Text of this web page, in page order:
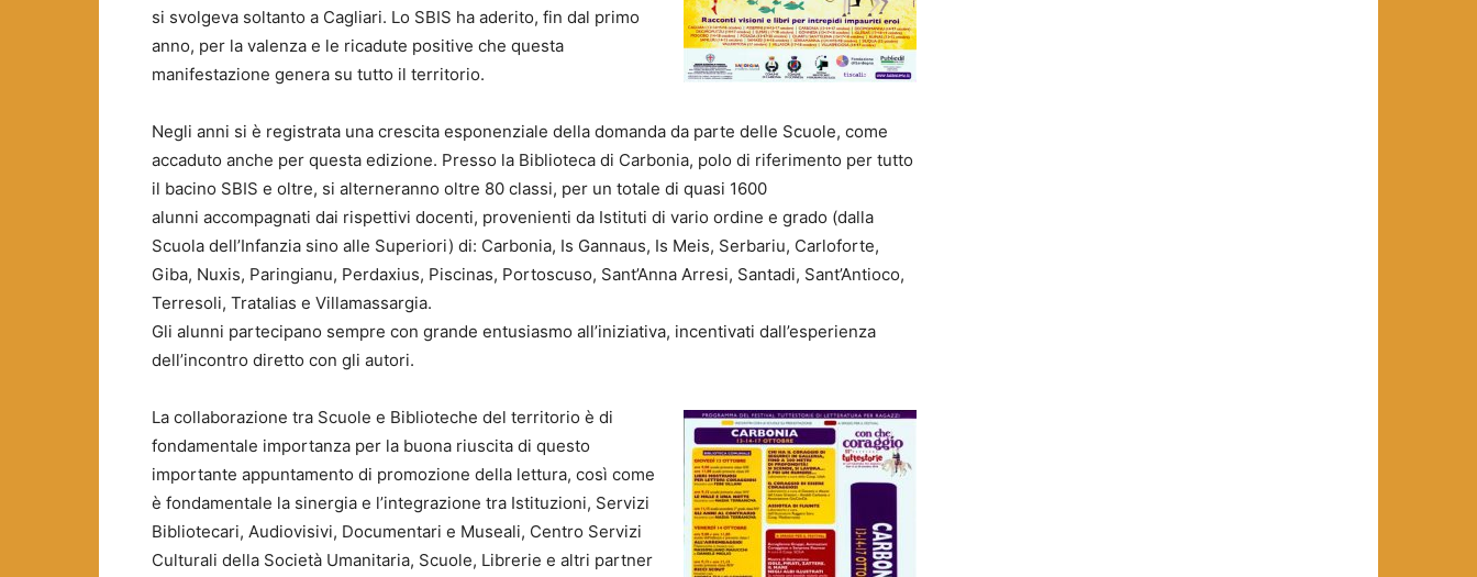
si svolgeva soltanto a Cagliari. Lo SBIS ha aderito, fin dal primo
anno, per la valenza e le ricadute positive che questa
manifestazione genera su tutto il territorio.
Negli anni si è registrata una crescita esponenziale della domanda da parte delle Scuole, come
accaduto anche per questa edizione. Presso la Biblioteca di Carbonia, polo di riferimento per tutto
il bacino SBIS e oltre, si alterneranno oltre 80 classi, per un totale di quasi 1600
alunni accompagnati dai rispettivi docenti, provenienti da Istituti di vario ordine e grado (dalla
Scuola dell’Infanzia sino alle Superiori) di: Carbonia, Is Gannaus, Is Meis, Serbariu, Carloforte,
Giba, Nuxis, Paringianu, Perdaxius, Piscinas, Portoscuso, Sant’Anna Arresi, Santadi, Sant’Antioco,
Terresoli, Tratalias e Villamassargia.
Gli alunni partecipano sempre con grande entusiasmo all’iniziativa, incentivati dall’esperienza
dell’incontro diretto con gli autori.
La collaborazione tra Scuole e Biblioteche del territorio è di
fondamentale importanza per la buona riuscita di questo
importante appuntamento di promozione della lettura, così come
è fondamentale la sinergia e l’integrazione tra Istituzioni, Servizi
Bibliotecari, Audiovisivi, Documentari e Museali, Centro Servizi
Culturali della Società Umanitaria, Scuole, Librerie e altri partner